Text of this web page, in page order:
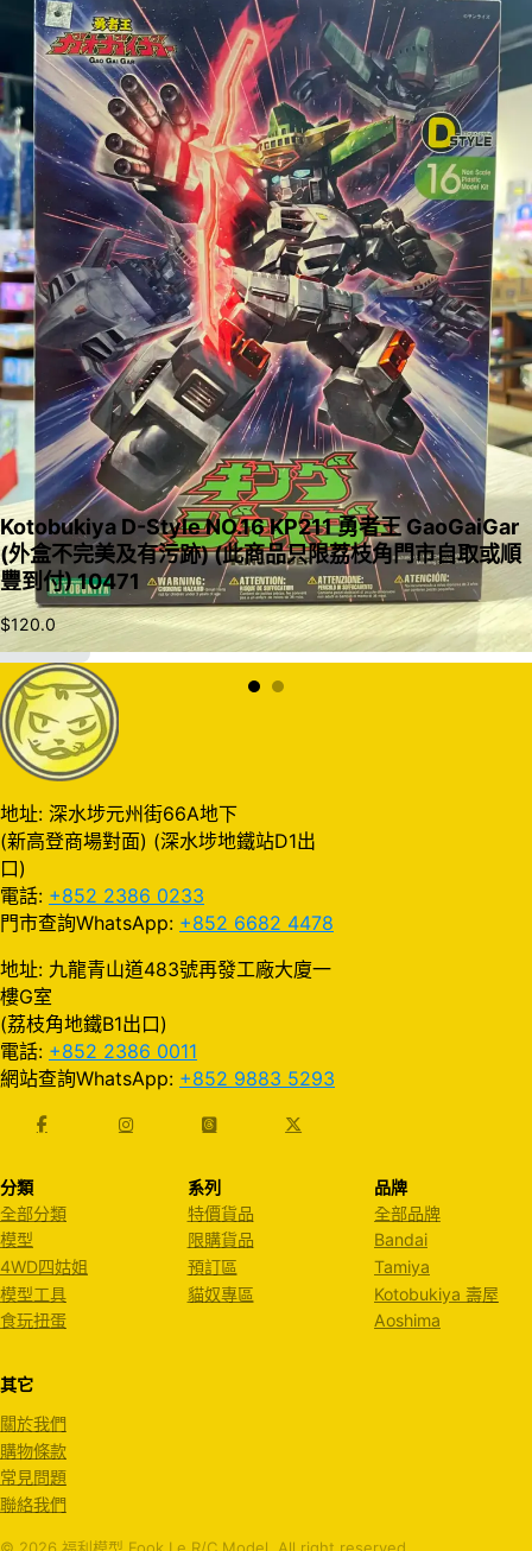
入購物車
Kotobukiya D-Style NO.16 KP211 勇者王 GaoGaiGar
(外盒不完美及有污跡) (此商品只限荔枝角門市自取或順
豐到付) 10471
$120.0
地址: 深水埗元州街66A地下
(新高登商場對面) (深水埗地鐵站D1出
口)
電話: +852 2386 0233
門市查詢WhatsApp: +852 6682 4478
地址: 九龍青山道483號再發工廠大廈一
樓G室
(荔枝角地鐵B1出口)
電話: +852 2386 0011
網站查詢WhatsApp: +852 9883 5293
分類
全部分類
模型
4WD四姑姐
模型工具
食玩扭蛋
系列
特價貨品
限購貨品
預訂區
貓奴專區
品牌
全部品牌
Bandai
Tamiya
Kotobukiya 壽屋
Aoshima
其它
關於我們
購物條款
常見問題
聯絡我們